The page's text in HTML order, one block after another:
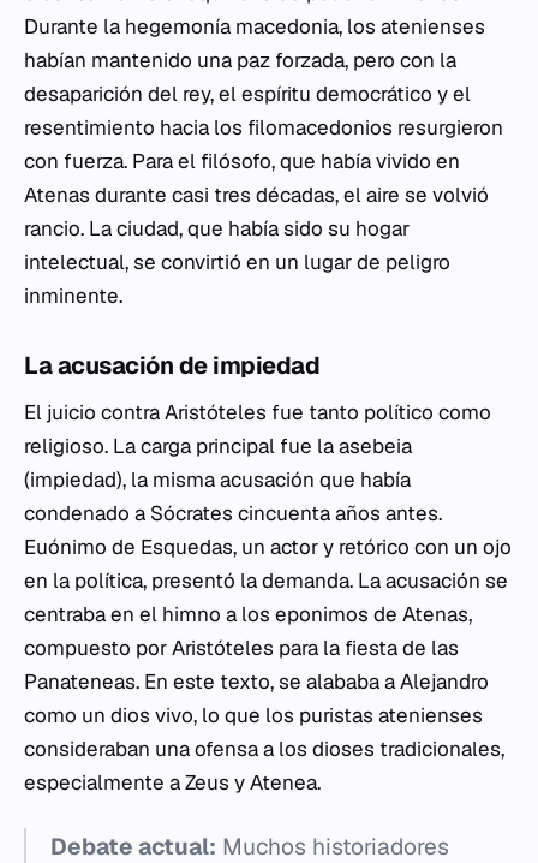
Durante la hegemonía macedonia, los atenienses
habían mantenido una paz forzada, pero con la
desaparición del rey, el espíritu democrático y el
resentimiento hacia los filomacedonios resurgieron
con fuerza. Para el filósofo, que había vivido en
Atenas durante casi tres décadas, el aire se volvió
rancio. La ciudad, que había sido su hogar
intelectual, se convirtió en un lugar de peligro
inminente.
La acusación de impiedad
El juicio contra Aristóteles fue tanto político como
religioso. La carga principal fue laasebeia
(impiedad), la misma acusación que había
condenado a Sócrates cincuenta años antes.
Euónimo de Esquedas, un actor y retórico con un ojo
en la política, presentó la demanda. La acusación se
centraba en el himno a los eponimos de Atenas,
compuesto por Aristóteles para la fiesta de las
Panateneas. En este texto, se alababa a Alejandro
como un dios vivo, lo que los puristas atenienses
consideraban una ofensa a los dioses tradicionales,
especialmente a Zeus y Atenea.
Debate actual: Muchos historiadores